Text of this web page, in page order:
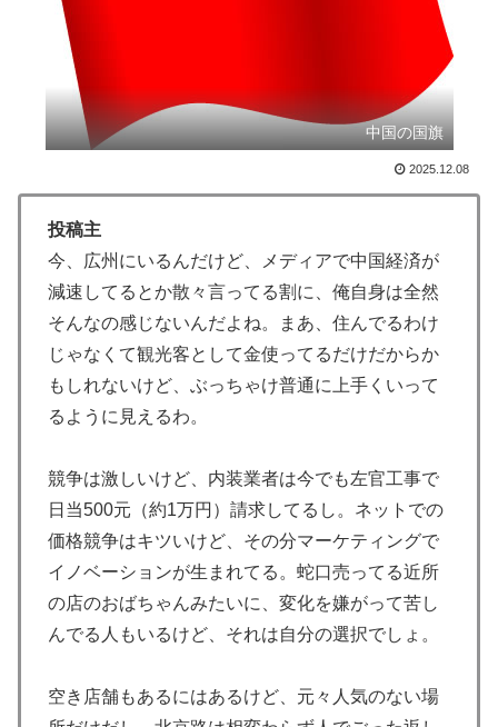
てしまったディズニー信者、帰国後『本家』に失望する
事態に
韓国人「手術中に震度6強の地震、その時の日本の医療
スタッフたちの姿をご覧ください」→「マジで鳥肌立っ
た」「こういう姿は韓国も見習わないと」「あんな状況
なら日本だけではなく韓国の医療関係者も同じように行
動したはずだ」【熊本地震】
▶ 海外「これは日本の主張が正しい…」米国に対する日本
政府の懸念表明に海外ネチズンが大騒ぎ！【海外の反
応】
▶ スペインやフランスで山火事が拡大し消防士が消火活
動！！
▶
【海外の反応】村上宗隆が100マイル粉砕の26号弾で逆
転の口火に「三振率＆四球率が高い奇妙な二面性」
が巨額の正式オファー！現地サポが騒然！【海外の反
応】
▶ 海外「日本人は何に使ってるんだ？」 世界的ブームの
日本の食品、買ってみたものの使い道が分からない外国
人が続出
▶
潔癖症の人って体の中にうんことおしっこが存在してる
▶
上昇中のロケットに雷が落ちて画面が真っ白に「ロケッ
中国の国旗
2025.12.08
投稿主
今、広州にいるんだけど、メディアで中国経済が
減速してるとか散々言ってる割に、俺自身は全然
そんなの感じないんだよね。まあ、住んでるわけ
じゃなくて観光客として金使ってるだけだからか
もしれないけど、ぶっちゃけ普通に上手くいって
るように見えるわ。
競争は激しいけど、内装業者は今でも左官工事で
日当500元（約1万円）請求してるし。ネットでの
価格競争はキツいけど、その分マーケティングで
イノベーションが生まれてる。蛇口売ってる近所
の店のおばちゃんみたいに、変化を嫌がって苦し
んでる人もいるけど、それは自分の選択でしょ。
空き店舗もあるにはあるけど、元々人気のない場